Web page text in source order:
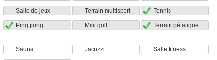
Salle de jeux Terrain multisport Tennis
Ping pong Mini golf Terrain pétanque
Sauna Jacuzzi Salle fitness